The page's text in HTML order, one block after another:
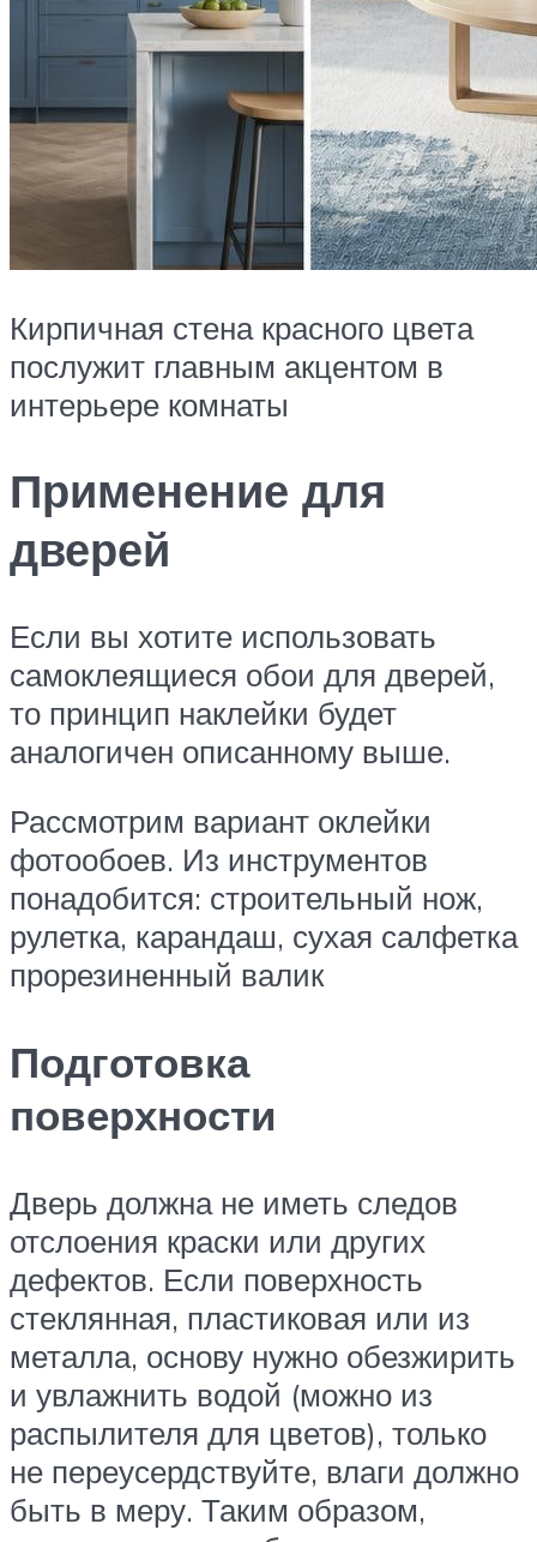
Кирпичная стена красного цвета
послужит главным акцентом в
интерьере комнаты
Применение для
дверей
Если вы хотите использовать
самоклеящиеся обои для дверей,
то принцип наклейки будет
аналогичен описанному выше.
Рассмотрим вариант оклейки
фотообоев. Из инструментов
понадобится: строительный нож,
рулетка, карандаш, сухая салфетка
прорезиненный валик
Подготовка
поверхности
Дверь должна не иметь следов
отслоения краски или других
дефектов. Если поверхность
стеклянная, пластиковая или из
металла, основу нужно обезжирить
и увлажнить водой (можно из
распылителя для цветов), только
не переусердствуйте, влаги должно
быть в меру. Таким образом,